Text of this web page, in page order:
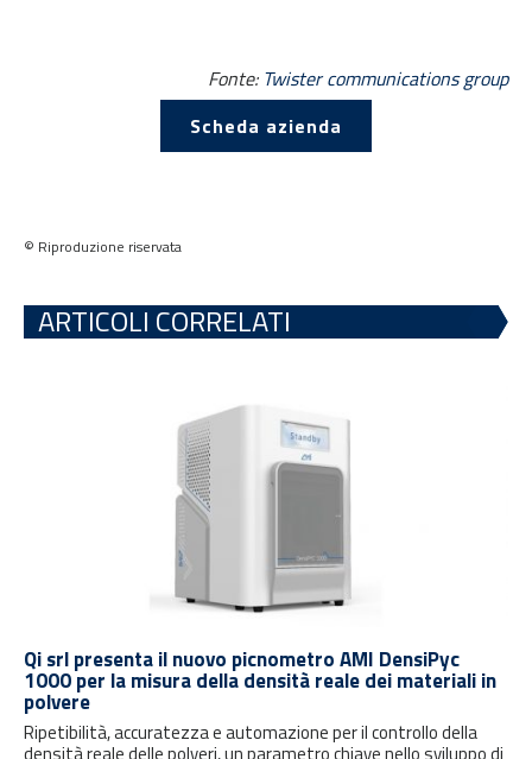
Fonte: Twister communications group
Scheda azienda
© Riproduzione riservata
ARTICOLI CORRELATI
Qi srl presenta il nuovo picnometro AMI DensiPyc
1000 per la misura della densità reale dei materiali in
polvere
Ripetibilità, accuratezza e automazione per il controllo della